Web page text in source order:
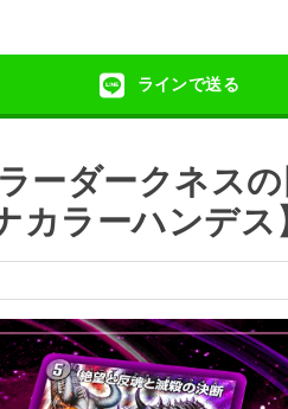
ーダークネス
カラーハンデス